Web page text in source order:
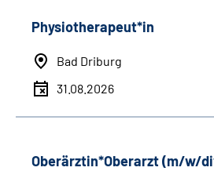
Physiotherapeut*in
Bad Driburg
31.08.2026
Oberärztin*Oberarzt (m/w/